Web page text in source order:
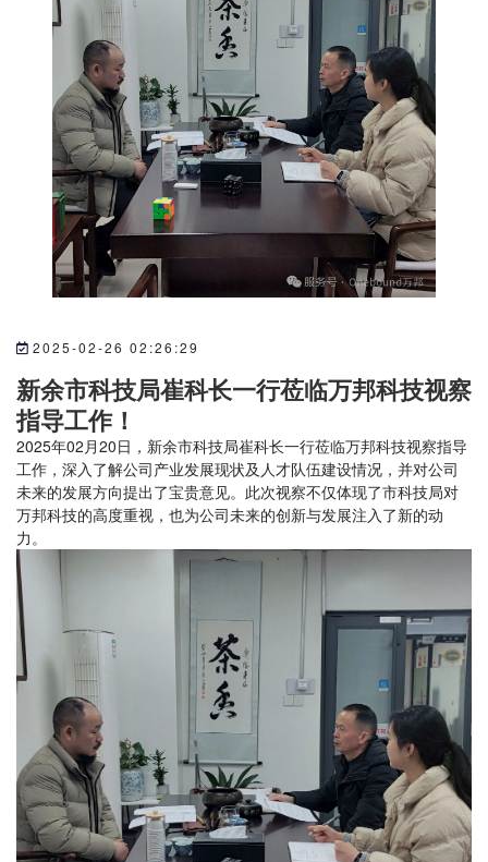
2025-02-26 02:26:29
新余市科技局崔科长一行莅临万邦科技视察
指导工作！
2025年02月20日，新余市科技局崔科长一行莅临万邦科技视察指导
工作，深入了解公司产业发展现状及人才队伍建设情况，并对公司
未来的发展方向提出了宝贵意见。此次视察不仅体现了市科技局对
万邦科技的高度重视，也为公司未来的创新与发展注入了新的动
力。